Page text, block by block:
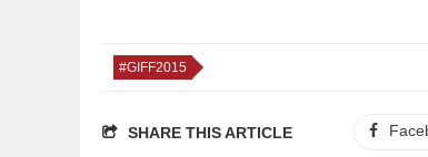
#GIFF2015
SHARE THIS ARTICLE